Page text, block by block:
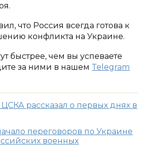
что Россия всегда готова к
конфликта на Украине.
быстрее, чем вы успеваете
за ними в нашем Telegram
рассказал о первых днях в
переговоров по Украине
военных